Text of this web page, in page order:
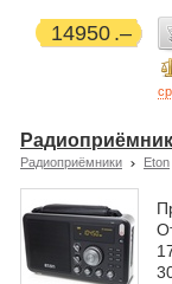
14950
Радиоприёмники Eton